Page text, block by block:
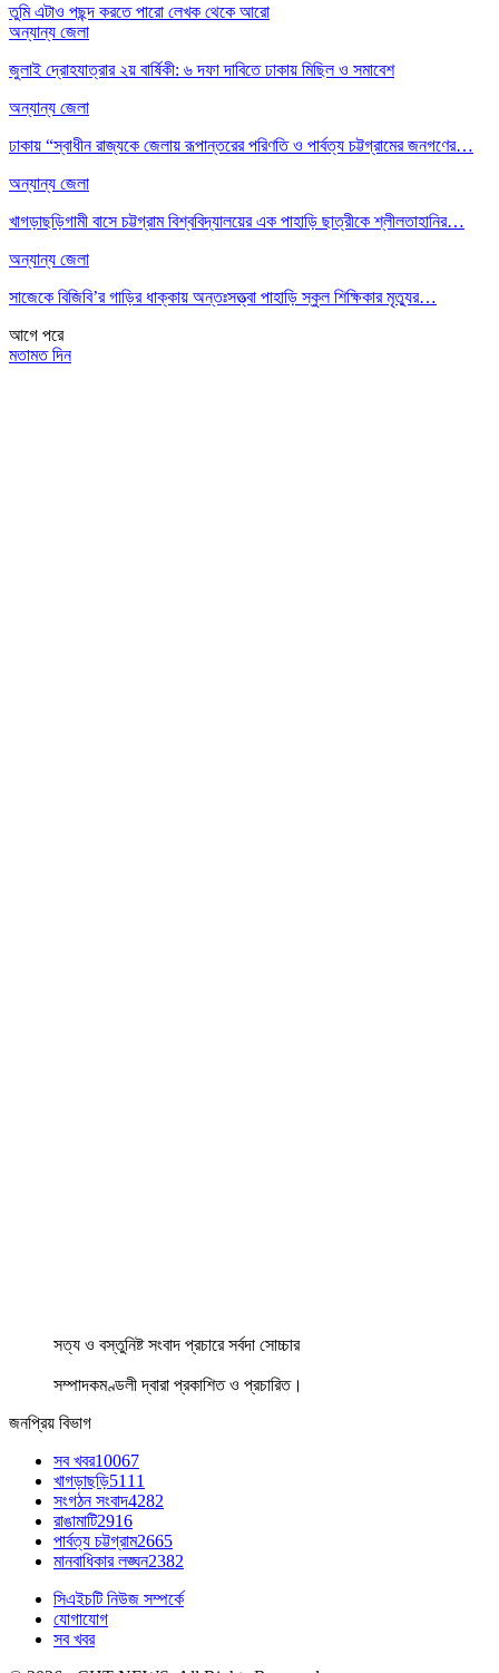
তুমি এটাও পছন্দ করতে পারো লেখক থেকে আরো
অন্যান্য জেলা
জুলাই দ্রোহযাত্রার ২য় বার্ষিকী: ৬ দফা দাবিতে ঢাকায় মিছিল ও সমাবেশ
অন্যান্য জেলা
ঢাকায় “স্বাধীন রাজ্যকে জেলায় রূপান্তরের পরিণতি ও পার্বত্য চট্টগ্রামের জনগণের…
অন্যান্য জেলা
খাগড়াছড়িগামী বাসে চট্টগ্রাম বিশ্ববিদ্যালয়ের এক পাহাড়ি ছাত্রীকে শ্লীলতাহানির…
অন্যান্য জেলা
সাজেকে বিজিবি’র গাড়ির ধাক্কায় অন্তঃসত্ত্বা পাহাড়ি স্কুল শিক্ষিকার মৃত্যুর…
আগে পরে
মতামত দিন
সত্য ও বস্তুনিষ্ট সংবাদ প্রচারে সর্বদা সোচ্চার
সম্পাদকমণ্ডলী দ্বারা প্রকাশিত ও প্রচারিত।
জনপ্রিয় বিভাগ
সব খবর10067
খাগড়াছড়ি5111
সংগঠন সংবাদ4282
রাঙামাটি2916
পার্বত্য চট্টগ্রাম2665
মানবাধিকার লঙ্ঘন2382
সিএইচটি নিউজ সম্পর্কে
যোগাযোগ
সব খবর